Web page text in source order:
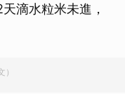
滴水粒米未進，